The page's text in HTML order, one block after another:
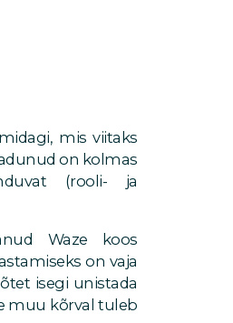
mis viitaks
on kolmas
(rooli- ja
Waze koos
on vaja
isegi unistada
muu kõrval tuleb